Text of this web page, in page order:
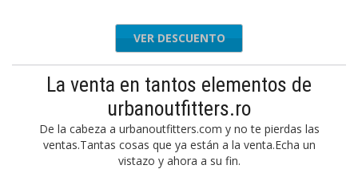
VER DESCUENTO
La venta en tantos elementos de
urbanoutfitters.ro
De la cabeza a urbanoutfitters.com y no te pierdas las
ventas.Tantas cosas que ya están a la venta.Echa un
vistazo y ahora a su fin.